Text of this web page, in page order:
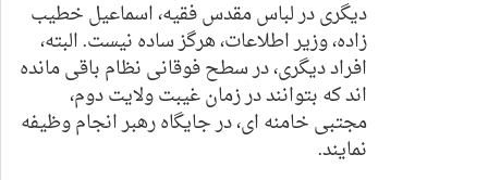
دیگری در لباس مقدس فقیه، اسماعیل خطیب
زاده، وزیر اطلاعات، هرگز ساده نیست. البته،
افراد دیگری، در سطح فوقانی نظام باقی مانده
اند که بتوانند در زمان غیبت ولایت دوم،
مجتبی خامنه ای، در جایگاه رهبر انجام وظیفه
نمایند.